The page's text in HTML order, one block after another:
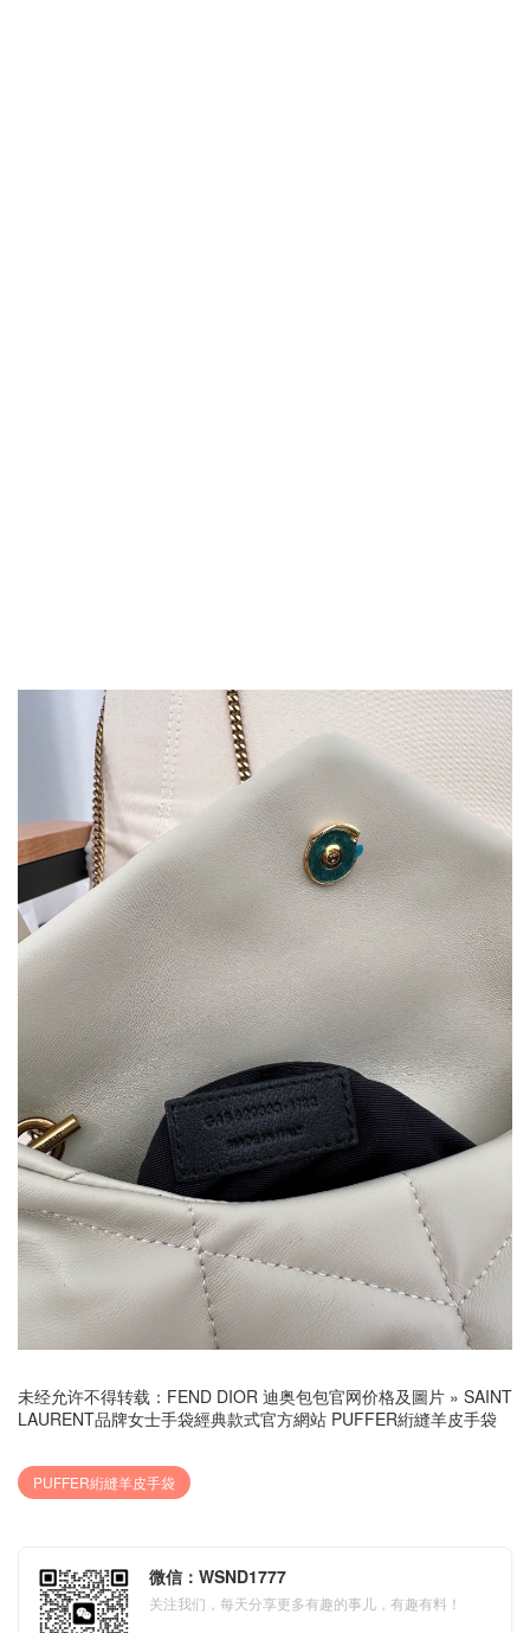
未经允许不得转载： FEND DIOR 迪奥包包官网价格及圖片 » SAINT
LAURENT品牌女士手袋經典款式官方網站 PUFFER絎縫羊皮手袋
PUFFER絎縫羊皮手袋
微信：WSND1777
关注我们，每天分享更多有趣的事儿，有趣有料！